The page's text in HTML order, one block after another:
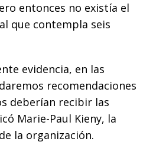
entonces no existía el
que contempla seis
evidencia, en las
recomendaciones
deberían recibir las
Marie-Paul Kieny, la
la organización.